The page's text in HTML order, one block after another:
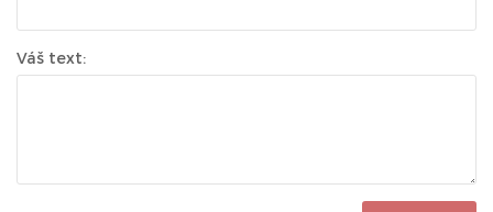
Váš text: